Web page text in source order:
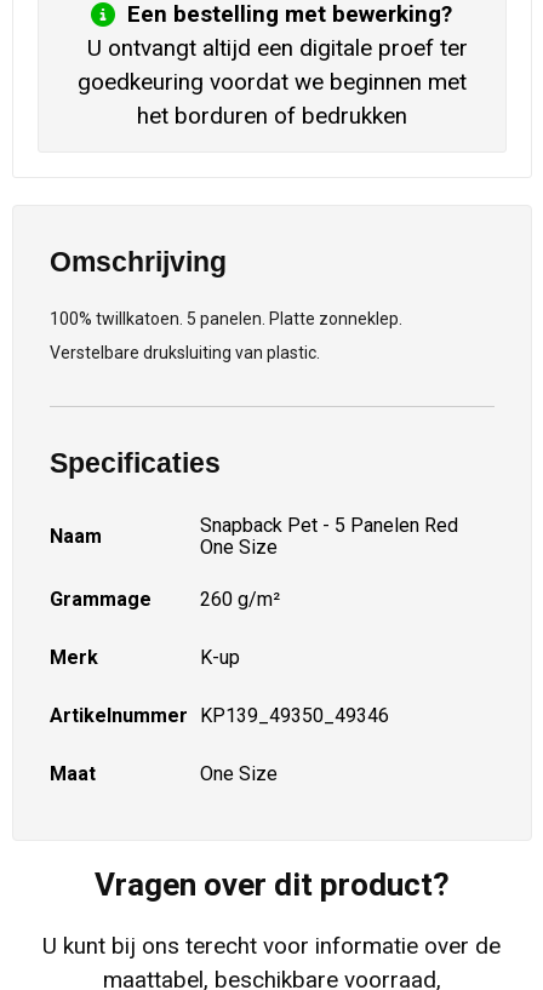
Een bestelling met bewerking?
U ontvangt altijd een digitale proef ter
goedkeuring voordat we beginnen met
het borduren of bedrukken
Omschrijving
100% twillkatoen. 5 panelen. Platte zonneklep.
Verstelbare druksluiting van plastic.
Specificaties
Naam
Snapback Pet - 5 Panelen Red
One Size
Grammage 260 g/m²
Merk K-up
Artikelnummer KP139_49350_49346
Maat One Size
Vragen over dit product?
U kunt bij ons terecht voor informatie over de
maattabel, beschikbare voorraad,